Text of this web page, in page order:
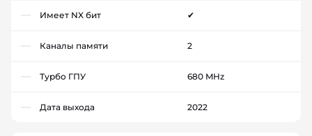
Имеет NX бит ✔
Каналы памяти 2
Турбо ГПУ 680 MHz
Дата выхода 2022